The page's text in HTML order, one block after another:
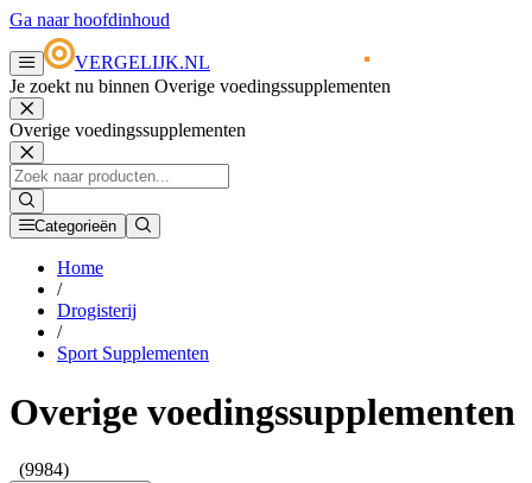
Ga naar hoofdinhoud
VERGELIJK.NL
Je zoekt nu binnen Overige voedingssupplementen
Overige voedingssupplementen
Categorieën
Home
/
Drogisterij
/
Sport Supplementen
Overige voedingssupplementen
(9984)